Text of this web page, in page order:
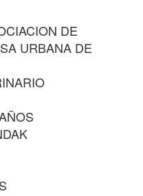
DE
URBANA DE